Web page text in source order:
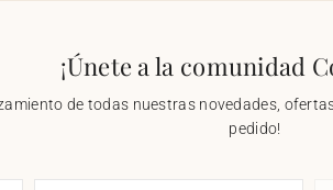
¡Únete a la comunidad
de todas nuestras novedades,
pedido!